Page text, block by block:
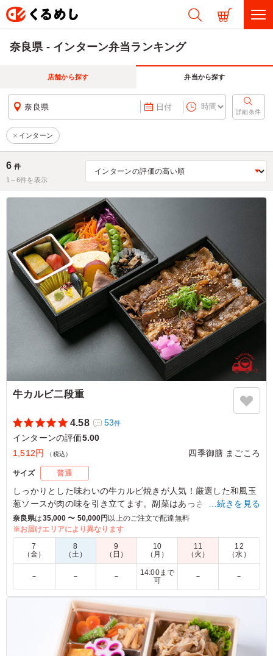
奈良県 - インターン弁当ランキング
店舗から探す 弁当から探す
奈良県 日付
詳細条件
インターン
6 件
1～6件を表示
牛カルビ二段重
4.58 53件
インターンの評価5.00
1,512円
（税込） 四季御膳 まごころ
サイズ 普通
しっかりとした味わいの牛カルビ焼きが人気！厳選した和風玉
葱ソースが肉の味を引き立てます。副菜はあっさりとした和惣
菜を盛り込み、ボリュームがありながらも重くならない献立に
仕上げています。
※このお弁当の有料小分け紙袋の適正サイズは小となります。
しっかりお肉で食べた感がありつつ、おかずのバリエーシ
ョンが多く 見た目も良く楽しみながら食べられます。 お
かずも渋すぎず若者にも受けが良かったです。 管理上難
しいかもしれませんが、冬場は常温だとありがたいです。
…続きを見る
奈良県は35,000 〜 50,000円 以上のご注文で配達無料
※お届けエリアにより異なります
7
（金）
8
（土）
9
（日）
10
（月）
11
（火）
12
（水）
－ － －
14:00まで
可
－ －